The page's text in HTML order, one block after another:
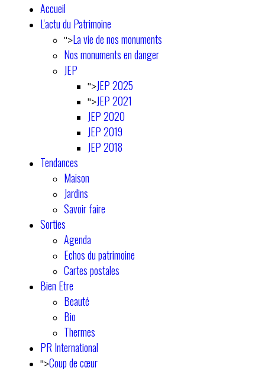
Accueil
L'actu du Patrimoine
">La vie de nos monuments
Nos monuments en danger
JEP
">JEP 2025
">JEP 2021
JEP 2020
JEP 2019
JEP 2018
Tendances
Maison
Jardins
Savoir faire
Sorties
Agenda
Echos du patrimoine
Cartes postales
Bien Etre
Beauté
Bio
Thermes
PR International
">Coup de cœur